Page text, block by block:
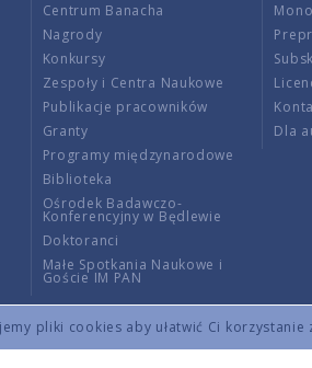
pliki cookies aby ułatwić Ci
Centrum Banacha
Nagrody
Konkursy
Zespoły i Centra Naukowe
Publikacje pracowników
Granty
Programy międzynarodowe
Biblioteka
Ośrodek Badawczo-
Konferencyjny w Będlewie
Doktoranci
Małe Spotkania Naukowe i
Goście IM PAN
Dla